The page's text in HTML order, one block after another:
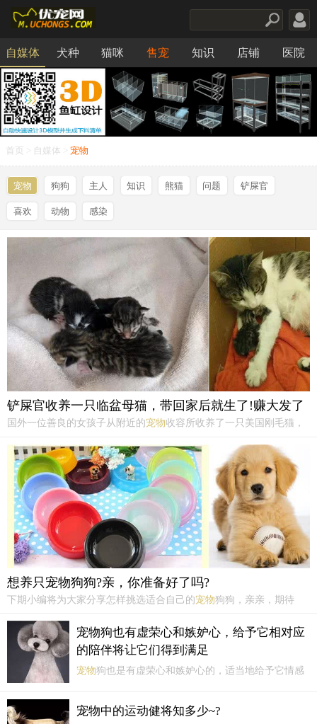
自媒体 犬种 猫咪 售宠 知识 店铺 医院
食品
首页 自媒体 宠物
宠物 狗狗 主人 知识 熊猫 问题 铲屎官
喜欢 动物 感染
铲屎官收养一只临盆母猫，带回家后就生了!赚大发了
国外一位善良的女孩子从附近的宠物收容所收养了一只美国刚毛猫，
孕的猫妈妈，估计再有一两周就生了。当女孩满怀欣喜的把猫妈妈扛
回家的第二天，从临时把猫窝安置在的浴室里传来的小奶猫的萌叫
声。
想养只宠物狗狗?亲，你准备好了吗?
下期小编将为大家分享怎样挑选适合自己的宠物狗狗，亲亲，期待
宠物狗也有虚荣心和嫉妒心，给予它相对应
的陪伴将让它们得到满足
宠物狗也是有虚荣心和嫉妒心的，适当地给予它情感
个互相鄙视链，你越是疼爱自家的狗子，你的狗子在
外面越是能抬头挺胸，也因此要给
宠物中的运动健将知多少~?